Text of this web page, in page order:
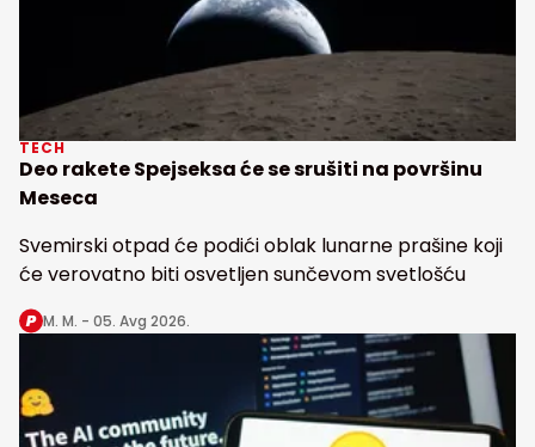
TECH
Deo rakete Spejseksa će se srušiti na površinu
Meseca
Svemirski otpad će podići oblak lunarne prašine koji
će verovatno biti osvetljen sunčevom svetlošću
M. M. - 05. Avg 2026.